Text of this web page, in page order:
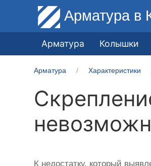
Арматура в
Арматура Колышки
Арматура Характеристики
К недостатку, который